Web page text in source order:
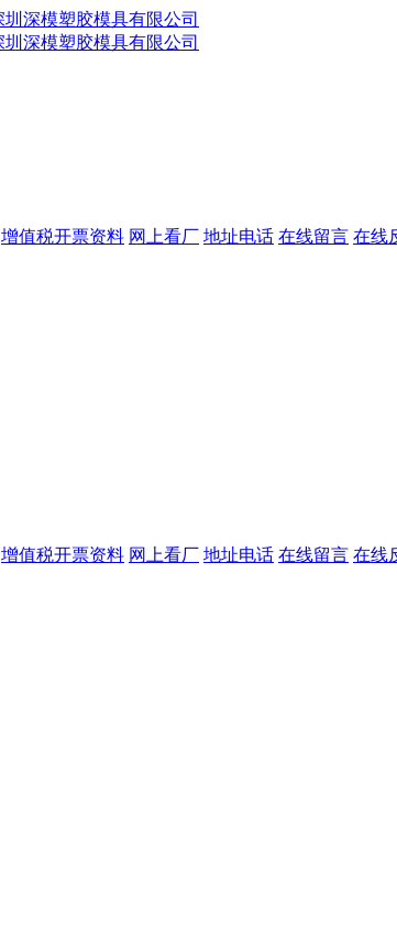
增值税开票资料 网上看厂 地址电话 在线留言 在线
增值税开票资料 网上看厂 地址电话 在线留言 在线